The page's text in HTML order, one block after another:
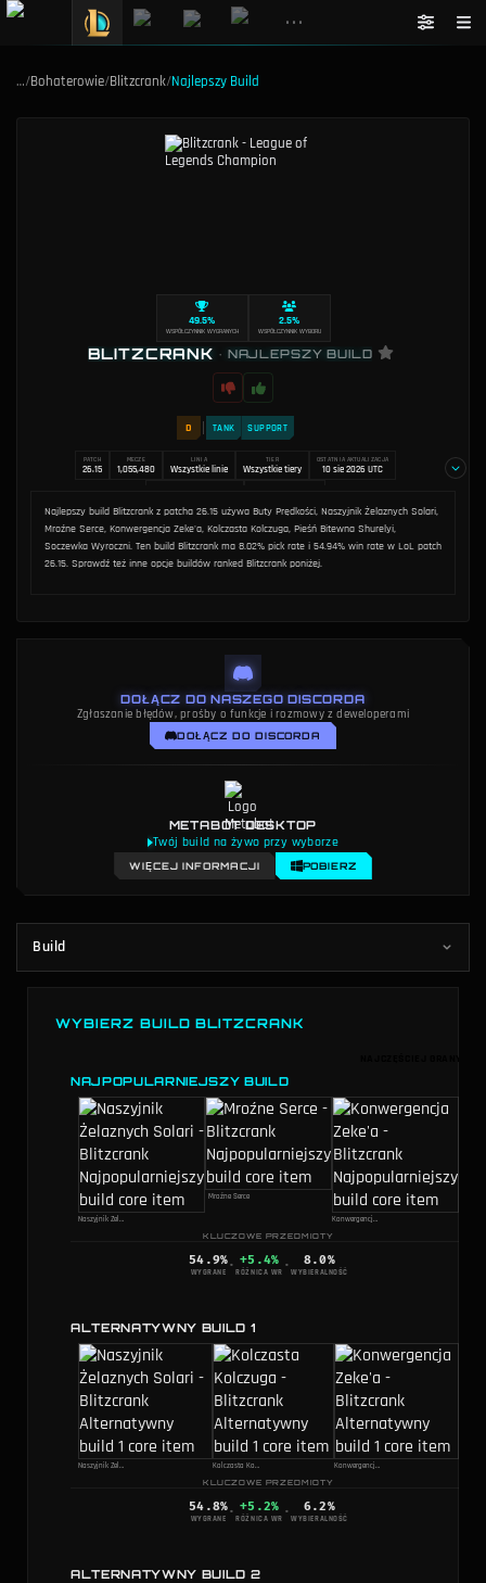
•••
…/Bohaterowie/Blitzcrank/Najlepszy Build
WSPÓŁCZYNNIK WYGRANYCH
49.5%
WSPÓŁCZYNNIK WYBORU
2.5%
BLITZCRANK • NAJLEPSZY BUILD
D TANK SUPPORT
PATCH
26.15
MECZE
1,055,480
LINIA
Wszystkie linie
TIER
Wszystkie tiery
OSTATNIA AKTUALIZACJA
10 sie 2026 UTC
Najlepszy build Blitzcrank z patcha 26.15 używa Buty Prędkości, Naszyjnik Żelaznych Solari,
Mroźne Serce, Konwergencja Zeke'a, Kolczasta Kolczuga, Pieśń Bitewna Shurelyi,
Soczewka Wyroczni. Ten build Blitzcrank ma 8.02% pick rate i 54.94% win rate w LoL patch
26.15. Sprawdź też inne opcje buildów ranked Blitzcrank poniżej.
DOŁĄCZ DO NASZEGO DISCORDA
Zgłaszanie błędów, prośby o funkcje i rozmowy z deweloperami
DOŁĄCZ DO DISCORDA
METABOT DESKTOP
Nakładki w grze na żywo
WIĘCEJ INFORMACJI POBIERZ
Build
WYBIERZ BUILD BLITZCRANK
NAJCZĘŚCIEJ GRANY
NAJPOPULARNIEJSZY BUILD
Naszyjnik Żelaznych Solari
Mroźne Serce
Konwergencja Zeke'a
KLUCZOWE PRZEDMIOTY
54.9%
WYGRANE · +5.4%
RÓŻNICA WR · 8.0%
WYBIERALNOŚĆ
ALTERNATYWNY BUILD 1
Naszyjnik Żelaznych Solari Kolczasta Kolczuga
Konwergencja Zeke'a
KLUCZOWE PRZEDMIOTY
54.8%
WYGRANE · +5.2%
RÓŻNICA WR · 6.2%
WYBIERALNOŚĆ
ALTERNATYWNY BUILD 2